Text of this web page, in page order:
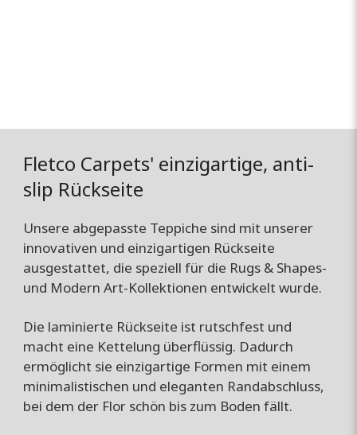
Fletco Carpets' einzigartige, anti-
slip Rückseite
Unsere abgepasste Teppiche sind mit unserer
innovativen und einzigartigen Rückseite
ausgestattet, die speziell für die Rugs & Shapes-
und Modern Art-Kollektionen entwickelt wurde.
Die laminierte Rückseite ist rutschfest und
macht eine Kettelung überflüssig. Dadurch
ermöglicht sie einzigartige Formen mit einem
minimalistischen und eleganten Randabschluss,
bei dem der Flor schön bis zum Boden fällt.